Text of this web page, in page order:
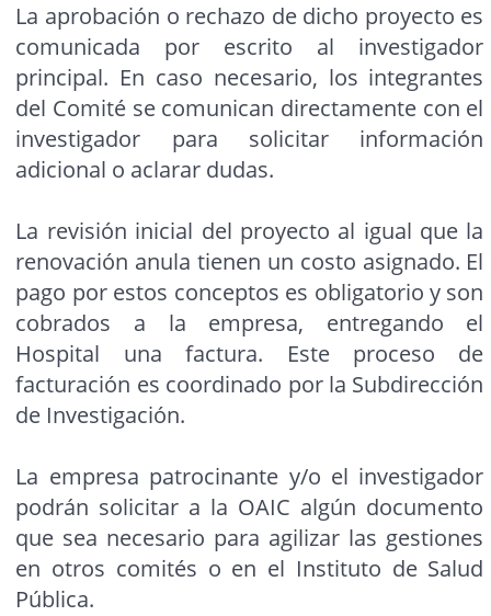
La aprobación o rechazo de dicho proyecto es
comunicada por escrito al investigador
principal. En caso necesario, los integrantes
del Comité se comunican directamente con el
investigador para solicitar información
adicional o aclarar dudas.
La revisión inicial del proyecto al igual que la
renovación anula tienen un costo asignado. El
pago por estos conceptos es obligatorio y son
cobrados a la empresa, entregando el
Hospital una factura. Este proceso de
facturación es coordinado por la Subdirección
de Investigación.
La empresa patrocinante y/o el investigador
podrán solicitar a la OAIC algún documento
que sea necesario para agilizar las gestiones
en otros comités o en el Instituto de Salud
Pública.